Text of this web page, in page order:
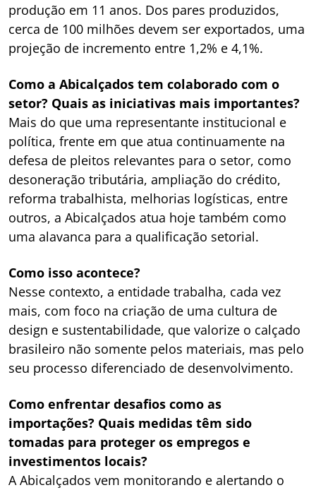
produção em 11 anos. Dos pares produzidos,
cerca de 100 milhões devem ser exportados, uma
projeção de incremento entre 1,2% e 4,1%.
Como a Abicalçados tem colaborado com o
setor? Quais as iniciativas mais importantes?
Mais do que uma representante institucional e
política, frente em que atua continuamente na
defesa de pleitos relevantes para o setor, como
desoneração tributária, ampliação do crédito,
reforma trabalhista, melhorias logísticas, entre
outros, a Abicalçados atua hoje também como
uma alavanca para a qualificação setorial.
Como isso acontece?
Nesse contexto, a entidade trabalha, cada vez
mais, com foco na criação de uma cultura de
design e sustentabilidade, que valorize o calçado
brasileiro não somente pelos materiais, mas pelo
seu processo diferenciado de desenvolvimento.
Como enfrentar desafios como as
importações? Quais medidas têm sido
tomadas para proteger os empregos e
investimentos locais?
A Abicalçados vem monitorando e alertando o